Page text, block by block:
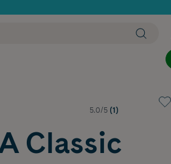
5.0/5 (1)
Classic